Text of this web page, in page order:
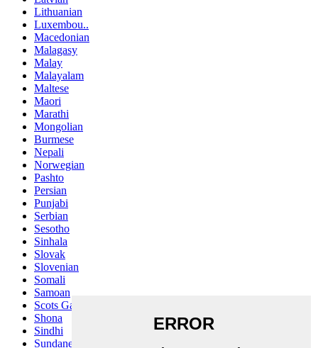
Lithuanian
Luxembou..
Macedonian
Malagasy
Malay
Malayalam
Maltese
Maori
Marathi
Mongolian
Burmese
Nepali
Norwegian
Pashto
Persian
Punjabi
Serbian
Sesotho
Sinhala
Slovak
Slovenian
Somali
Samoan
Scots Gaelic
Shona
Sindhi
Sundanese